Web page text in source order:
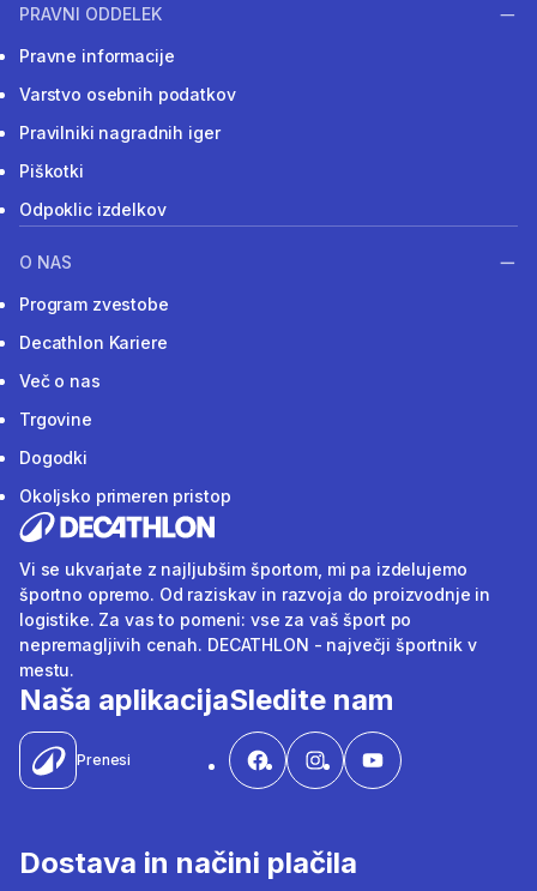
PRAVNI ODDELEK
Pravne informacije
Varstvo osebnih podatkov
Pravilniki nagradnih iger
Piškotki
Odpoklic izdelkov
O NAS
Program zvestobe
Decathlon Kariere
Več o nas
Trgovine
Dogodki
Okoljsko primeren pristop
Vi se ukvarjate z najljubšim športom, mi pa izdelujemo
športno opremo. Od raziskav in razvoja do proizvodnje in
logistike. Za vas to pomeni: vse za vaš šport po
nepremagljivih cenah. DECATHLON - največji športnik v
mestu.
Naša aplikacija
Prenesi
Sledite nam
Dostava in načini plačila